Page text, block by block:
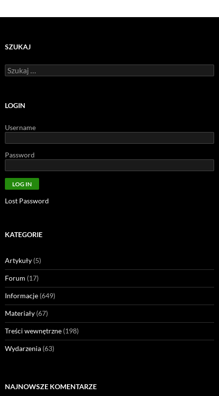
SZUKAJ
Szukaj:
LOGIN
Username
Password
Lost Password
KATEGORIE
Artykuły (5)
Forum (17)
Informacje (649)
Materiały (67)
Treści wewnętrzne (198)
Wydarzenia (63)
NAJNOWSZE KOMENTARZE